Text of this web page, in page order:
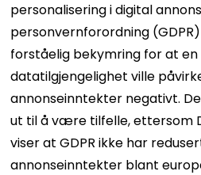
personalisering i digital
personvernforordning
forståelig bekymring for at en
datatilgjengelighet ville
annonseinntekter negativt.
ut til å være tilfelle, ettersom
viser at GDPR ikke har
annonseinntekter blant